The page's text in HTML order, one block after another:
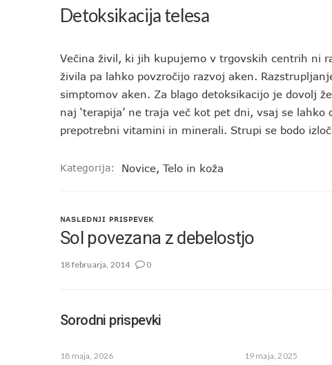
Detoksikacija telesa
Večina živil, ki jih kupujemo v trgovskih centrih ni
živila pa lahko povzročijo razvoj aken.
simptomov aken. Za blago detoksikacijo je dovolj
naj ‘terapija’ ne traja več kot pet dni, vsaj se
prepotrebni vitamini in minerali. Strupi se bodo
Kategorija: Novice, Telo in koža
NASLEDNJI PRISPEVEK
Sol povezana z debelostjo
18 februarja, 2014 0
Sorodni prispevki
18 maja, 2026 19 maja, 2025